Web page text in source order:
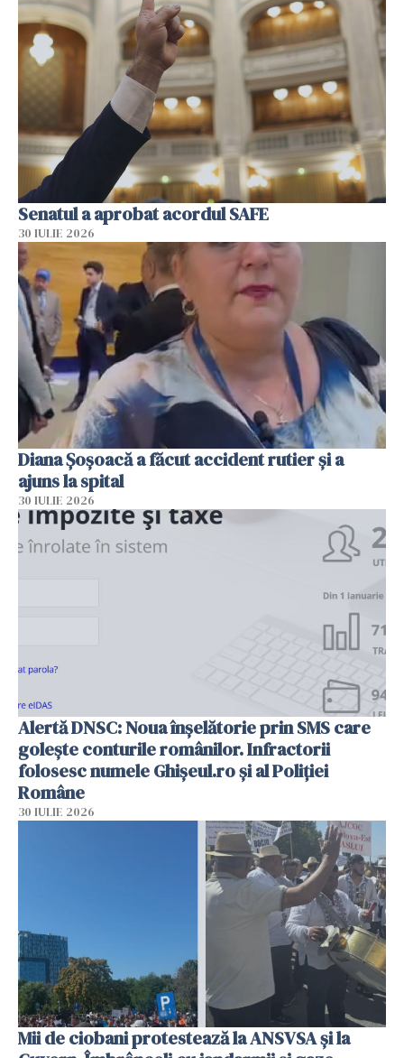
Senatul a aprobat acordul SAFE
30 IULIE 2026
Diana Șoșoacă a făcut accident rutier și a
ajuns la spital
30 IULIE 2026
Alertă DNSC: Noua înșelătorie prin SMS care
golește conturile românilor. Infractorii
folosesc numele Ghișeul.ro și al Poliției
Române
30 IULIE 2026
Mii de ciobani protestează la ANSVSA și la